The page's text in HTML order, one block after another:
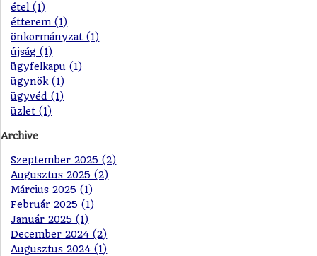
étel (1)
étterem (1)
önkormányzat (1)
újság (1)
ügyfelkapu (1)
ügynök (1)
ügyvéd (1)
üzlet (1)
Archive
Szeptember 2025 (2)
Augusztus 2025 (2)
Március 2025 (1)
Február 2025 (1)
Január 2025 (1)
December 2024 (2)
Augusztus 2024 (1)